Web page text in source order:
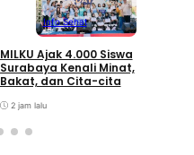
Info Sehat
MILKU Ajak 4.000 Siswa
Surabaya Kenali Minat,
Bakat, dan Cita-cita
2 jam lalu